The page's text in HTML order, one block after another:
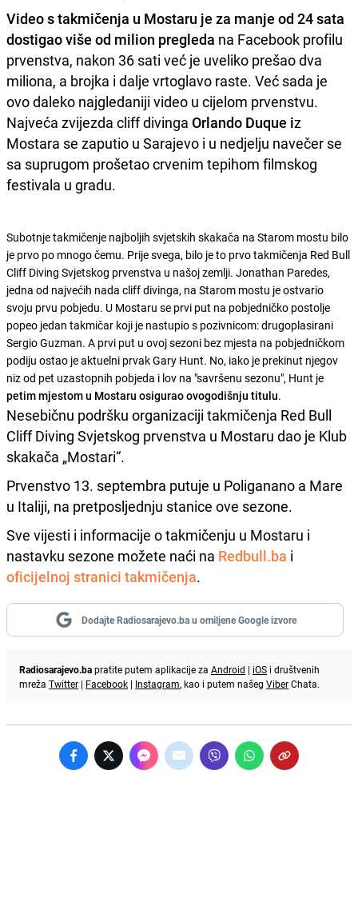
Video s takmičenja u Mostaru je za manje od 24 sata
dostigao više od milion pregleda na Facebook profilu
prvenstva, nakon 36 sati već je uveliko prešao dva
miliona, a brojka i dalje vrtoglavo raste. Već sada je
ovo daleko najgledaniji video u cijelom prvenstvu.
Najveća zvijezda cliff divinga Orlando Duque iz
Mostara se zaputio u Sarajevo i u nedjelju navečer se
sa suprugom prošetao crvenim tepihom filmskog
festivala u gradu.
Subotnje takmičenje najboljih svjetskih skakača na Starom mostu bilo
je prvo po mnogo čemu. Prije svega, bilo je to prvo takmičenja Red Bull
Cliff Diving Svjetskog prvenstva u našoj zemlji. Jonathan Paredes,
jedna od najvećih nada cliff divinga, na Starom mostu je ostvario
svoju prvu pobjedu. U Mostaru se prvi put na pobjedničko postolje
popeo jedan takmičar koji je nastupio s pozivnicom: drugoplasirani
Sergio Guzman. A prvi put u ovoj sezoni bez mjesta na pobjedničkom
podiju ostao je aktuelni prvak Gary Hunt. No, iako je prekinut njegov
niz od pet uzastopnih pobjeda i lov na "savršenu sezonu", Hunt je
petim mjestom u Mostaru osigurao ovogodišnju titulu.
Nesebičnu podršku organizaciji takmičenja Red Bull
Cliff Diving Svjetskog prvenstva u Mostaru dao je Klub
skakača „Mostari“.
Prvenstvo 13. septembra putuje u Poliganano a Mare
u Italiji, na pretposljednju stanice ove sezone.
Sve vijesti i informacije o takmičenju u Mostaru i
nastavku sezone možete naći na Redbull.ba i
oficijelnoj stranici takmičenja.
Dodajte Radiosarajevo.ba u omiljene Google izvore
Radiosarajevo.bapratite putem aplikacije za Android | iOS i društvenih
mreža Twitter | Facebook | Instagram, kao i putem našeg ViberChata.